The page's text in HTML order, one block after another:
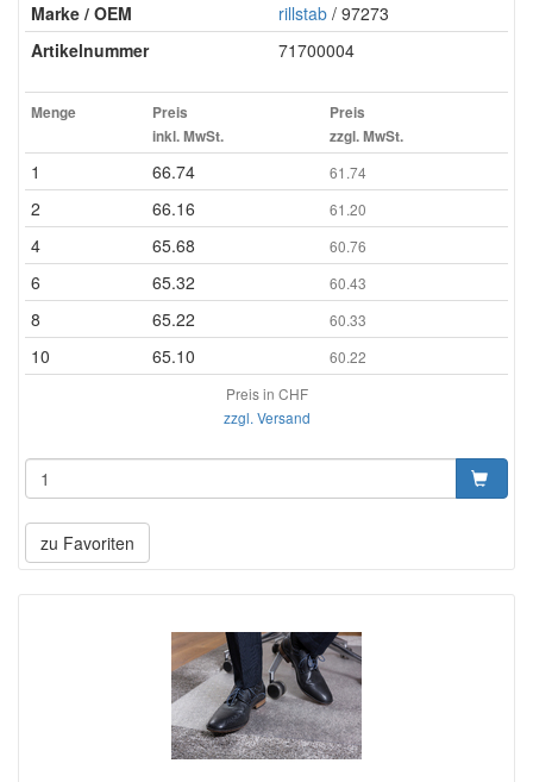
Marke / OEM
rillstab / 97273
Artikelnummer
71700004
Menge
Preis
inkl. MwSt.
Preis
zzgl. MwSt.
1 66.74 61.74
2 66.16 61.20
4 65.68 60.76
6 65.32 60.43
8 65.22 60.33
10 65.10
60.22
Preis in CHF
zzgl. Versand
zu Favoriten